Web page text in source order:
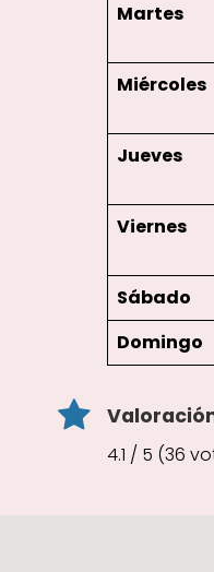
Martes
Miércoles
Jueves
Viernes
Sábado
Domingo
4.1 / 5 (36